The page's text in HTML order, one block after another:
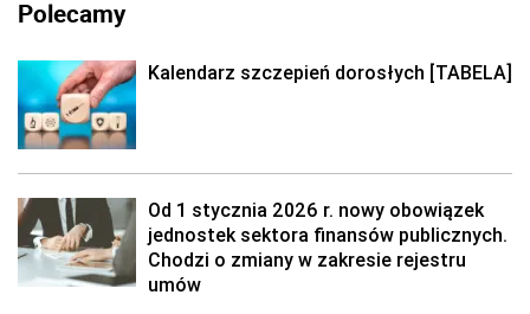
Polecamy
Kalendarz szczepień dorosłych [TABELA]
Od 1 stycznia 2026 r. nowy obowiązek
jednostek sektora finansów publicznych.
Chodzi o zmiany w zakresie rejestru
umów